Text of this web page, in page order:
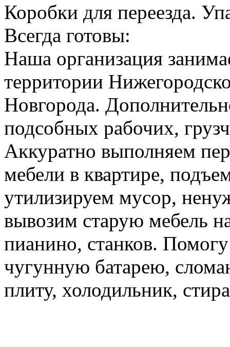
Коробки для переезда.
Всегда готовы:
Наша организация
территории
Новгорода.
подсобных рабочих,
Аккуратно выполняем
мебели в квартире,
утилизируем мусор,
вывозим старую мебель
пианино, станков.
чугунную батарею,
плиту, холодильник,